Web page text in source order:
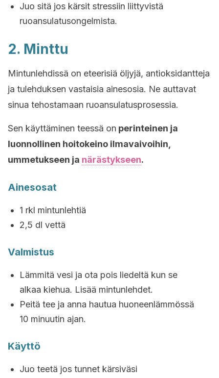
Juo sitä jos kärsit stressiin liittyvistä
ruoansulatusongelmista.
2. Minttu
Mintunlehdissä on eteerisiä öljyjä, antioksidantteja
ja tulehduksen vastaisia ainesosia. Ne auttavat
sinua tehostamaan ruoansulatusprosessia.
Sen käyttäminen teessä on perinteinen ja
luonnollinen hoitokeino ilmavaivoihin,
ummetukseen ja närästykseen.
Ainesosat
1 rkl mintunlehtiä
2,5 dl vettä
Valmistus
Lämmitä vesi ja ota pois liedeltä kun se
alkaa kiehua. Lisää mintunlehdet.
Peitä tee ja anna hautua huoneenlämmössä
10 minuutin ajan.
Käyttö
Juo teetä jos tunnet kärsiväsi